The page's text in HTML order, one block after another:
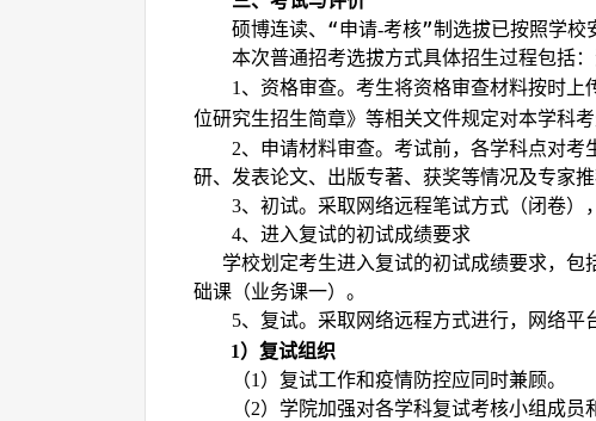
硕博连读、“申请-考核”制选拔已按照学校
本次普通招考选拔方式具体招生过程包括
1 、资格审查。考生将资格审查材料按时上
位研究生招生简章》等相关文件规定对本学科考
2、申请材料审查。考试前，各学科点对
研、发表论文、出版专著、获奖等情况及专家
3、初试。采取网络远程笔试方式（闭卷
4、进入复试的初试成绩要求
学校划定考生进入复试的初试成绩要求，
础课（业务课一）。
5、复试。采取网络远程方式进行，网络平
1）复试组织
（1 ）复试工作和疫情防控应同时兼顾。
（2）学院加强对各学科复试考核小组成